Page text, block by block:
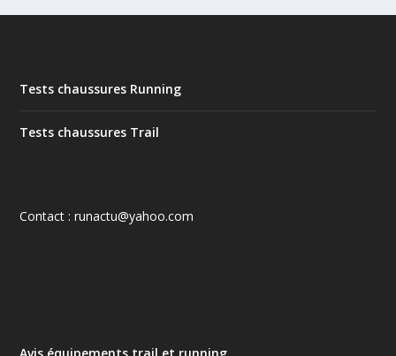
Tests chaussures Running
Tests chaussures Trail
Contact : runactu@yahoo.com
Avis équipements trail et running